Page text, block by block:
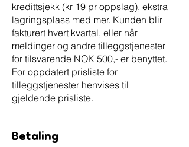
kredittsjekk (kr 19 pr oppslag), ekstra
lagringsplass med mer. Kunden blir
fakturert hvert kvartal, eller når
meldinger og andre tilleggstjenester
for tilsvarende NOK 500,- er benyttet.
For oppdatert prisliste for
tilleggstjenester henvises til
gjeldende prisliste.
Betaling